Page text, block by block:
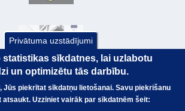
EK GRĀMATVEDĪBAS KURSS
Privātuma uzstādījumi
statistikas sīkdatnes, lai uzlabotu
un optimizētu tās darbību.
Jūs piekrītat sīkdatņu lietošanai. Savu piekrišanu
Uzziniet vairāk par sīkdatnēm šeit: